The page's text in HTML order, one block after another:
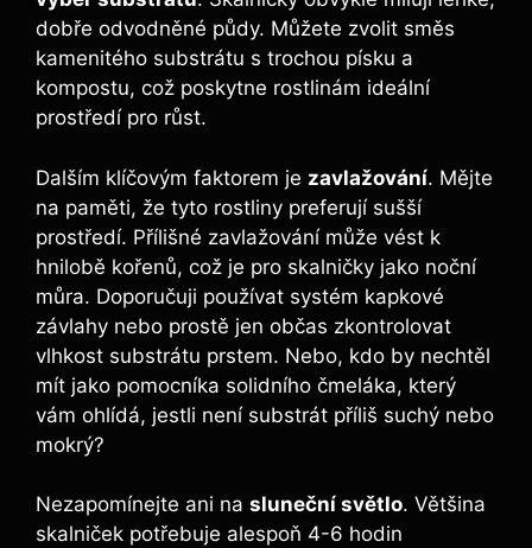
dobře odvodněné půdy. Můžete zvolit směs
kamenitého substrátu s trochou ​písku a
kompostu, což poskytne rostlinám ideální
prostředí pro růst.
Dalším klíčovým faktorem je zavlažování. Mějte
na paměti, že tyto rostliny preferují sušší
prostředí. Přílišné zavlažování může⁣ vést k
hnilobě ⁢kořenů, což je pro skalničky jako noční
můra. Doporučuji používat systém kapkové
závlahy nebo‍ prostě jen občas zkontrolovat⁣
vlhkost⁤ substrátu prstem. Nebo, kdo by nechtěl
mít jako pomocníka solidního čmeláka, který
vám ohlídá, jestli není substrát příliš suchý nebo⁤
mokrý?
Nezapomínejte ani‍ na sluneční světlo. Většina‍
skalniček potřebuje alespoň 4-6 hodin